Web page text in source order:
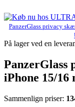
PanzerGlass privacy
På lager ved en
iPhone 15/
Sammenlign priser: